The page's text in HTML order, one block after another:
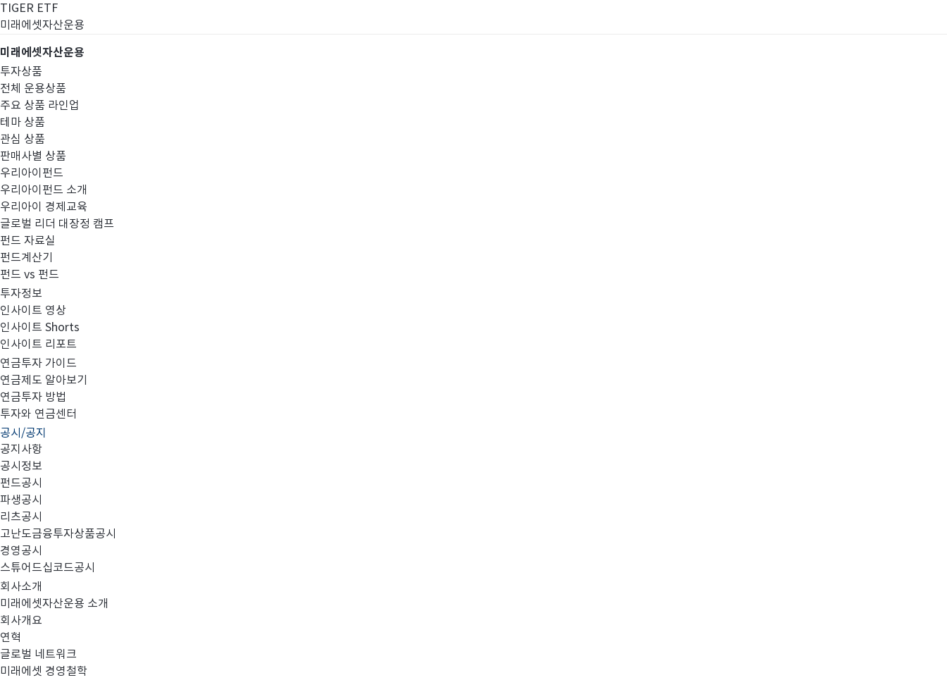
TIGER ETF
미래에셋자산운용
미래에셋자산운용
투자상품
전체 운용상품
주요 상품 라인업
테마 상품
관심 상품
판매사별 상품
우리아이펀드
우리아이펀드 소개
우리아이 경제교육
글로벌 리더 대장정 캠프
펀드 자료실
펀드계산기
펀드 vs 펀드
투자정보
인사이트 영상
인사이트 Shorts
인사이트 리포트
연금투자 가이드
연금제도 알아보기
연금투자 방법
투자와 연금센터
공시/공지
공지사항
공시정보
펀드공시
파생공시
리츠공시
고난도금융투자상품공시
경영공시
스튜어드십코드공시
회사소개
미래에셋자산운용 소개
회사개요
연혁
글로벌 네트워크
미래에셋 경영철학
공지사항
제 1회 OCIO포럼 영상 및 자료다운로드 안내